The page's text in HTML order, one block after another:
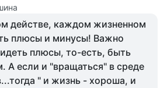
действе, каждом жизненном
плюсы и минусы! Важно
плюсы, то-есть, быть
А если и "вращаться" в среде
" и жизнь - хороша, и